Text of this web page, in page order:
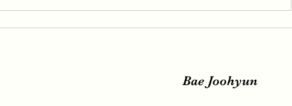
Bae Joohyun